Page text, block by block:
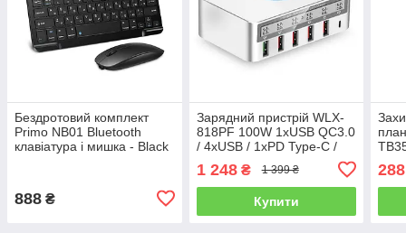
Бездротовий комплект
Primo NB01 Bluetooth
клавіатура і мишка - Black
888 ₴
Зарядний пристрій WLX-
818PF 100W 1xUSB QC3.0
/ 4xUSB / 1xPD Type-C /
10W - White
1 248₴ 1 399 ₴
Купити
288